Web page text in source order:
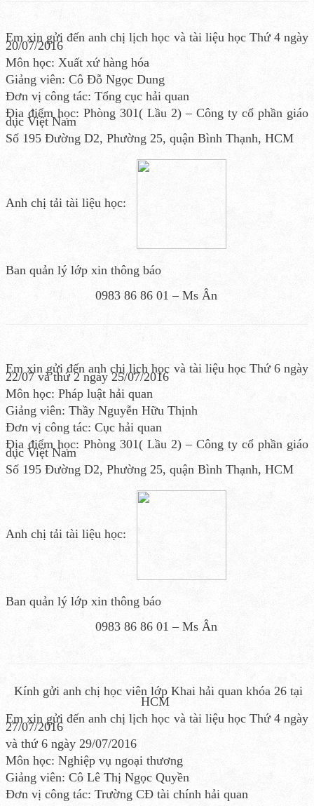
Em xin gửi đến anh chị lịch học và tài liệu học Thứ 4 ngày
20/07/2016
Môn học: Xuất xứ hàng hóa
Giảng viên: Cô Đỗ Ngọc Dung
Đơn vị công tác: Tổng cục hải quan
Địa điểm học: Phòng 301( Lầu 2) – Công ty cổ phần giáo
dục Việt Nam
Số 195 Đường D2, Phường 25, quận Bình Thạnh, HCM
Anh chị tải tài liệu học:
Ban quản lý lớp xin thông báo
0983 86 86 01 – Ms Ân
Em xin gửi đến anh chị lịch học và tài liệu học Thứ 6 ngày
22/07 và thứ 2 ngày 25/07/2016
Môn học: Pháp luật hải quan
Giảng viên: Thầy Nguyễn Hữu Thịnh
Đơn vị công tác: Cục hải quan
Địa điểm học: Phòng 301( Lầu 2) – Công ty cổ phần giáo
dục Việt Nam
Số 195 Đường D2, Phường 25, quận Bình Thạnh, HCM
Anh chị tải tài liệu học:
Ban quản lý lớp xin thông báo
0983 86 86 01 – Ms Ân
Kính gửi anh chị học viên lớp Khai hải quan khóa 26 tại
HCM
Em xin gửi đến anh chị lịch học và tài liệu học Thứ 4 ngày
27/07/2016
và thứ 6 ngày 29/07/2016
Môn học: Nghiệp vụ ngoại thương
Giảng viên: Cô Lê Thị Ngọc Quyền
Đơn vị công tác: Trường CĐ tài chính hải quan